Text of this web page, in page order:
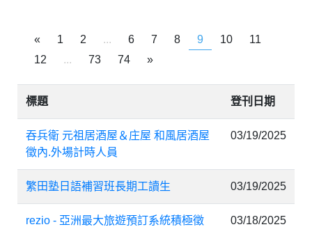
« 1 2 ... 6 7 8 9 10
11
12
... 73 74 »
標題 登刊日期
吞兵衛 元祖居酒屋＆庄屋 和風居酒屋
徵內.外場計時人員
03/19/2025
繁田塾日語補習班長期工讀生 03/19/2025
rezio - 亞洲最大旅遊預訂系統積極徵
03/18/2025